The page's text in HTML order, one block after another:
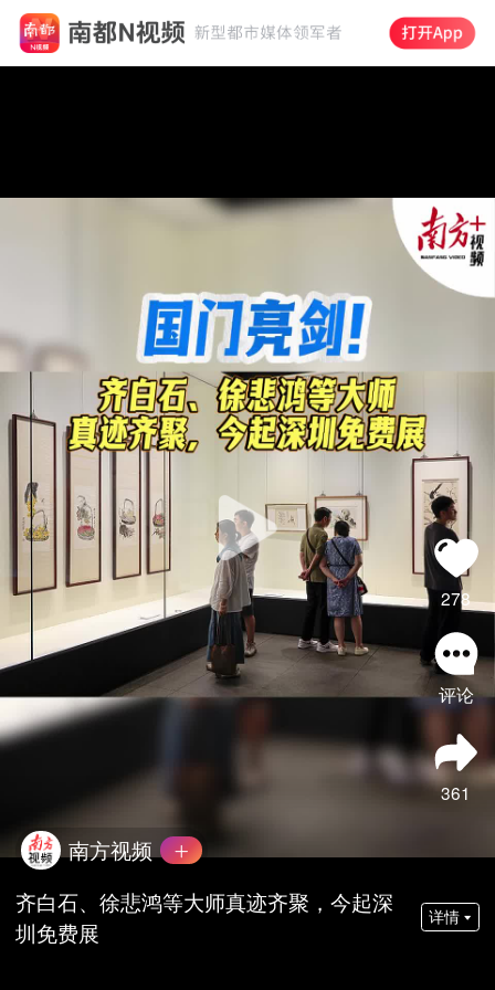
278
评论
361
南方视频
齐白石、徐悲鸿等大师真迹齐聚，今起深
圳免费展
详情